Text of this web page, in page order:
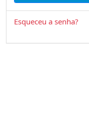
Esqueceu a senha?